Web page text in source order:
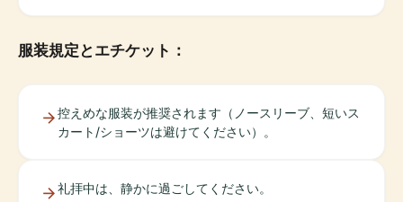
服装規定とエチケット：
控えめな服装が推奨されます（ノースリーブ、短いス
カート/ショーツは避けてください）。
礼拝中は、静かに過ごしてください。